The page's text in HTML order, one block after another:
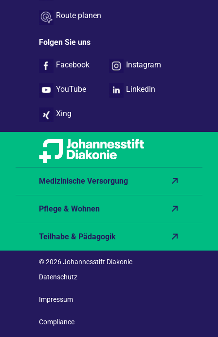
Route planen
Folgen Sie uns
Facebook Instagram
YouTube LinkedIn
Xing
Medizinische Versorgung
Pflege & Wohnen
Teilhabe & Pädagogik
© 2026 Johannesstift Diakonie
Datenschutz
Impressum
Compliance